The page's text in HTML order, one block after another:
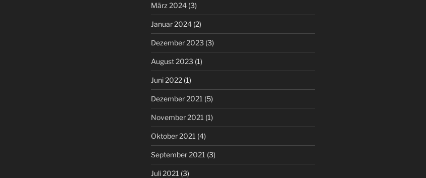
März 2024(3)
Januar 2024(2)
Dezember 2023 (3)
August 2023 (1)
Juni 2022(1)
Dezember 2021 (5)
November 2021 (1)
Oktober 2021 (4)
September 2021 (3)
Juli 2021 (3)